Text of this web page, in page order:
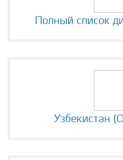
Полный список
Узбекистан